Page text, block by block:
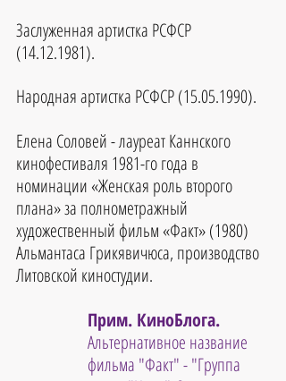
Заслуженная артистка РСФСР
(14.12.1981).
Народная артистка РСФСР (15.05.1990).
Елена Соловей - лауреат Каннского
кинофестиваля 1981-го года в
номинации «Женская роль второго
плана» за полнометражный
художественный фильм «Факт» (1980)
Альмантаса Грикявичюса, производство
Литовской киностудии.
Прим. КиноБлога.
Альтернативное название
фильма "Факт" - "Группа